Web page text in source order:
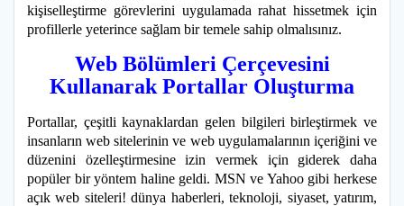
kişiselleştirme görevlerini uygulamada rahat hissetmek için
profillerle yeterince sağlam bir temele sahip olmalısınız.
Web Bölümleri Çerçevesini
Kullanarak Portallar Oluşturma
Portallar, çeşitli kaynaklardan gelen bilgileri birleştirmek ve
insanların web sitelerinin ve web uygulamalarının içeriğini ve
düzenini özelleştirmesine izin vermek için giderek daha
popüler bir yöntem haline geldi. MSN ve Yahoo gibi herkese
açık web siteleri! dünya haberleri, teknoloji, siyaset, yatırım,